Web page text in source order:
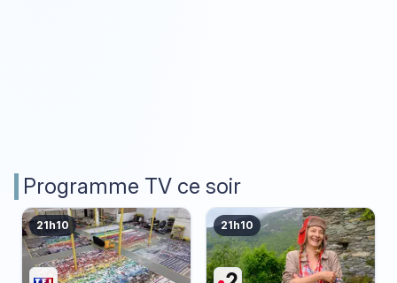
Programme TV ce soir
21h10 21h10